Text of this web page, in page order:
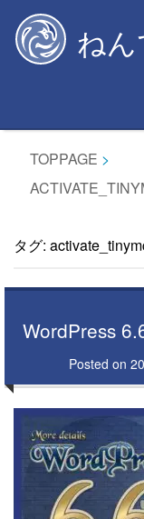
content
ね
TOPPAGE >
タグ:
WordPress
Posted on